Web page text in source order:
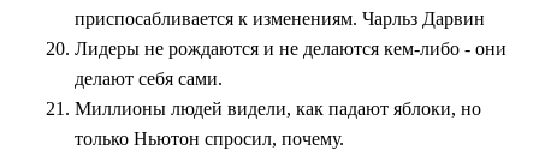
приспосабливается к изменениям. Чарльз Дарвин
Лидеры не рождаются и не делаются кем-либо - они
делают себя сами.
Миллионы людей видели, как падают яблоки, но
только Ньютон спросил, почему.